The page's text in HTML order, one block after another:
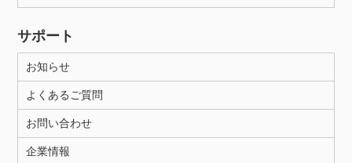
サポート
お知らせ
よくあるご質問
お問い合わせ
企業情報